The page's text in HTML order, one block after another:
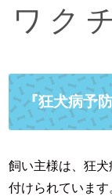
ワク
『狂犬病予
飼い主様は、狂
付けられています